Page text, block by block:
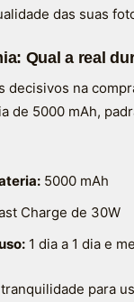
das suas
Qual a real
decisivos na
de 5000 mAh,
5000 mAh
Charge de 30W
1 dia a 1 dia e
para